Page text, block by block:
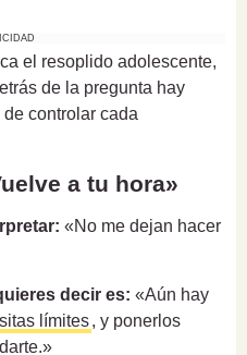
el resoplido adolescente,
de la pregunta hay
controlar cada
a tu hora»
«No me dejan hacer
decir es: «Aún hay
límites, y ponerlos